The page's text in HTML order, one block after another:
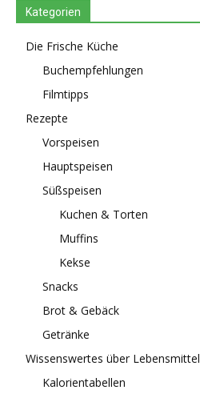
Kategorien
Die Frische Küche
Buchempfehlungen
Filmtipps
Rezepte
Vorspeisen
Hauptspeisen
Süßspeisen
Kuchen & Torten
Muffins
Kekse
Snacks
Brot & Gebäck
Getränke
Wissenswertes über Lebensmittel
Kalorientabellen